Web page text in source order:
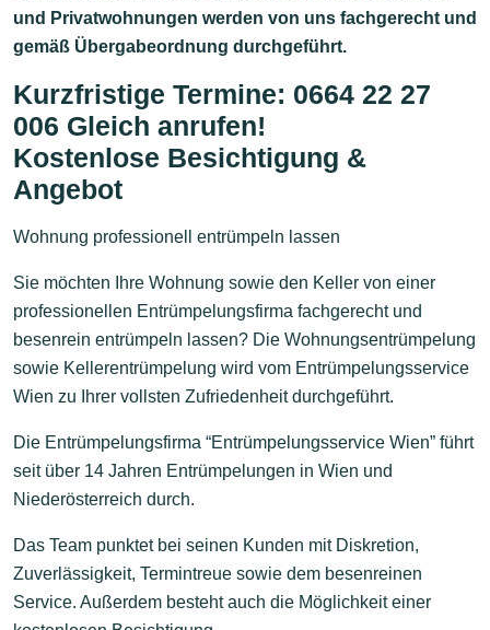
und Privatwohnungen werden von uns fachgerecht und
gemäß Übergabeordnung durchgeführt.
Kurzfristige Termine: 0664 22 27
006 Gleich anrufen!
Kostenlose Besichtigung &
Angebot
Wohnung professionell entrümpeln lassen
Sie möchten Ihre Wohnung sowie den Keller von einer
professionellen Entrümpelungsfirma fachgerecht und
besenrein entrümpeln lassen? Die Wohnungsentrümpelung
sowie Kellerentrümpelung wird vom Entrümpelungsservice
Wien zu Ihrer vollsten Zufriedenheit durchgeführt.
Die Entrümpelungsfirma “Entrümpelungsservice Wien” führt
seit über 14 Jahren Entrümpelungen in Wien und
Niederösterreich durch.
Das Team punktet bei seinen Kunden mit Diskretion,
Zuverlässigkeit, Termintreue sowie dem besenreinen
Service. Außerdem besteht auch die Möglichkeit einer